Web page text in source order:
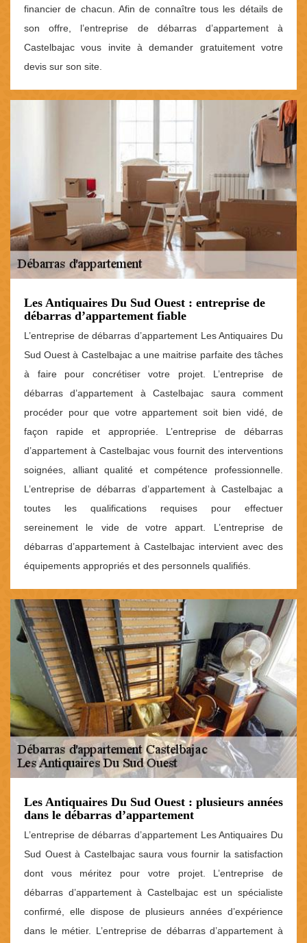
financier de chacun. Afin de connaître tous les détails de
son offre, l’entreprise de débarras d’appartement à
Castelbajac vous invite à demander gratuitement votre
devis sur son site.
Les Antiquaires Du Sud Ouest : entreprise de
débarras d’appartement fiable
L’entreprise de débarras d’appartement Les Antiquaires Du
Sud Ouest à Castelbajac a une maitrise parfaite des tâches
à faire pour concrétiser votre projet. L’entreprise de
débarras d’appartement à Castelbajac saura comment
procéder pour que votre appartement soit bien vidé, de
façon rapide et appropriée. L’entreprise de débarras
d’appartement à Castelbajac vous fournit des interventions
soignées, alliant qualité et compétence professionnelle.
L’entreprise de débarras d’appartement à Castelbajac a
toutes les qualifications requises pour effectuer
sereinement le vide de votre appart. L’entreprise de
débarras d’appartement à Castelbajac intervient avec des
équipements appropriés et des personnels qualifiés.
Les Antiquaires Du Sud Ouest : plusieurs années
dans le débarras d’appartement
L’entreprise de débarras d’appartement Les Antiquaires Du
Sud Ouest à Castelbajac saura vous fournir la satisfaction
dont vous méritez pour votre projet. L’entreprise de
débarras d’appartement à Castelbajac est un spécialiste
confirmé, elle dispose de plusieurs années d’expérience
dans le métier. L’entreprise de débarras d’appartement à